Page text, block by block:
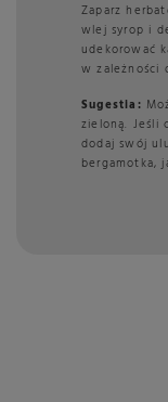
Zaparz
wlej syrop i
udekorować
w zależności
Sugestia:
zieloną. Jeśli
dodaj swój
bergamotka,